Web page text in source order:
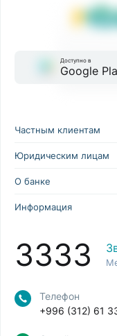
Доступно в
Google
Частным клиентам
Юридическим лицам
О банке
Информация
3333
Телефон
+996 (312) 61